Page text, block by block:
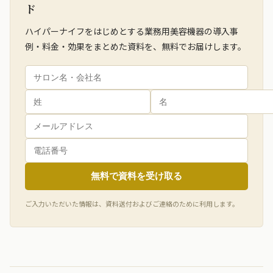
ド
ハイパーナイフをはじめとする業務用美容機器の導入事
例・料金・効果をまとめた資料を、無料でお届けします。
無料で資料を受け取る
ご入力いただいた情報は、資料送付およびご連絡のために利用します。